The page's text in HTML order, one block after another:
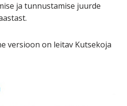
ja tunnustamise juurde
versioon on leitav Kutsekoja